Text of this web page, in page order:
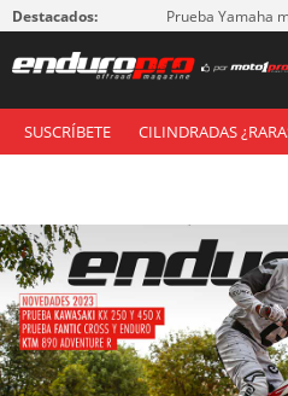
Destacados: Prueba Yamaha
SUSCRÍBETE CILINDRADAS